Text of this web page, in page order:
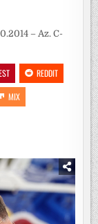
– Az. C-
REDDIT
MIX